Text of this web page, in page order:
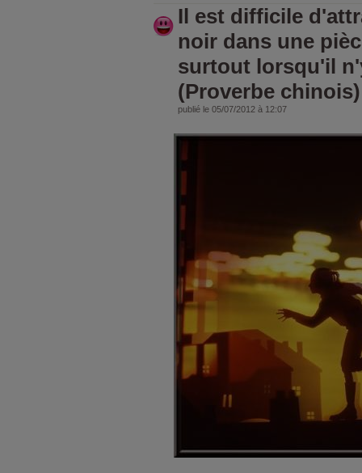
Il est difficile
noir dans une
surtout lorsqu'il
(Proverbe chinois)
publié le 05/07/2012 à 12:07